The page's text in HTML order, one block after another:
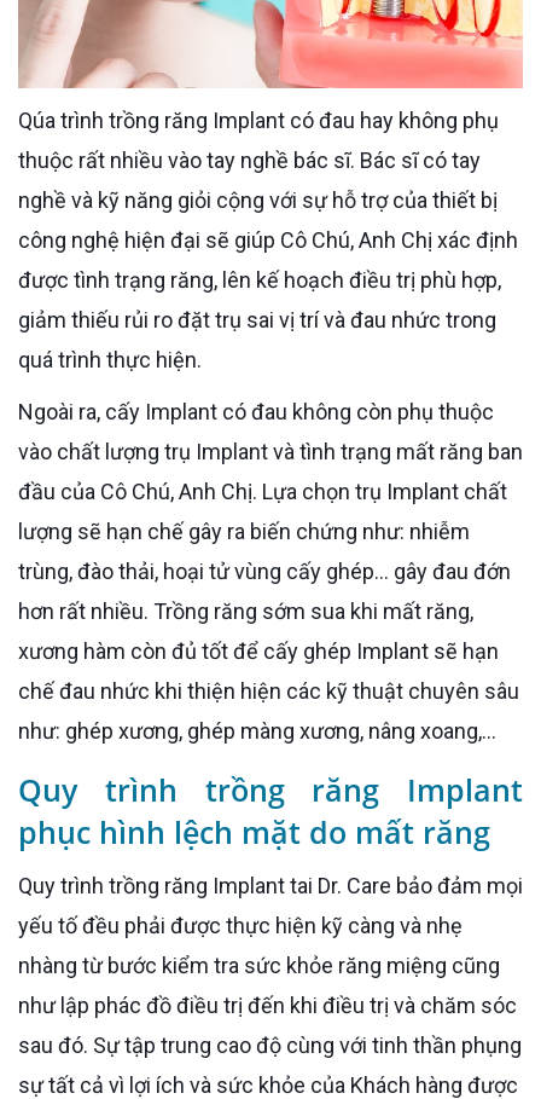
Qúa trình trồng răng Implant có đau hay không phụ
thuộc rất nhiều vào tay nghề bác sĩ. Bác sĩ có tay
nghề và kỹ năng giỏi cộng với sự hỗ trợ của thiết bị
công nghệ hiện đại sẽ giúp Cô Chú, Anh Chị xác định
được tình trạng răng, lên kế hoạch điều trị phù hợp,
giảm thiếu rủi ro đặt trụ sai vị trí và đau nhức trong
quá trình thực hiện.
Ngoài ra, cấy Implant có đau không còn phụ thuộc
vào chất lượng trụ Implant và tình trạng mất răng ban
đầu của Cô Chú, Anh Chị. Lựa chọn trụ Implant chất
lượng sẽ hạn chế gây ra biến chứng như: nhiễm
trùng, đào thải, hoại tử vùng cấy ghép… gây đau đớn
hơn rất nhiều. Trồng răng sớm sua khi mất răng,
xương hàm còn đủ tốt để cấy ghép Implant sẽ hạn
chế đau nhức khi thiện hiện các kỹ thuật chuyên sâu
như: ghép xương, ghép màng xương, nâng xoang,…
Quy trình trồng răng Implant
phục hình lệch mặt do mất răng
Quy trình trồng răng Implant tai Dr. Care bảo đảm mọi
yếu tố đều phải được thực hiện kỹ càng và nhẹ
nhàng từ bước kiểm tra sức khỏe răng miệng cũng
như lập phác đồ điều trị đến khi điều trị và chăm sóc
sau đó. Sự tập trung cao độ cùng với tinh thần phụng
sự tất cả vì lợi ích và sức khỏe của Khách hàng được